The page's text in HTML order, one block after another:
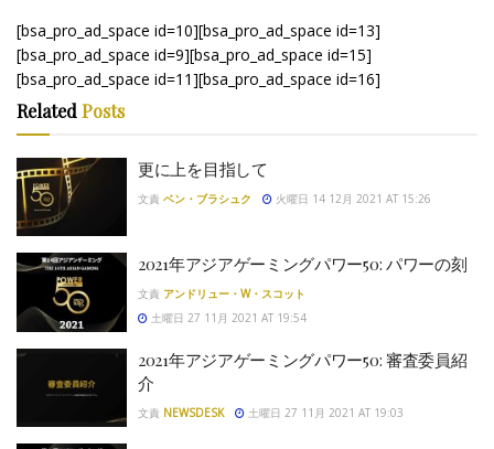
[bsa_pro_ad_space id=10][bsa_pro_ad_space id=13]
[bsa_pro_ad_space id=9][bsa_pro_ad_space id=15]
[bsa_pro_ad_space id=11][bsa_pro_ad_space id=16]
Related Posts
更に上を目指して
文責 ベン・ブラシュク 火曜日 14 12月 2021 AT 15:26
2021年アジアゲーミングパワー50: パワーの刻
文責 アンドリュー・W・スコット
土曜日 27 11月 2021 AT 19:54
2021年アジアゲーミングパワー50: 審査委員紹
介
文責 NEWSDESK 土曜日 27 11月 2021 AT 19:03